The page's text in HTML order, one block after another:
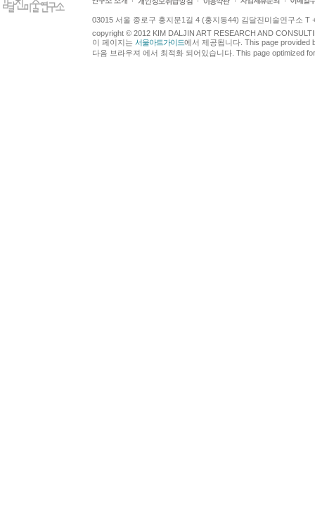
03015 서울 종로구 홍지문1길 4 (홍지동44) 김달진미술연구소 T
copyright © 2012 KIM DALJIN ART RESEARCH AND
이 페이지는 서울아트가이드에서 제공됩니다. This page provided
다음 브라우져 에서 최적화 되어있습니다. This page optimized